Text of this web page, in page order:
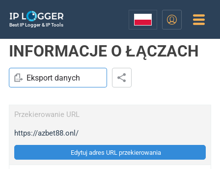
Best IP Logger & IP Tools
INFORMACJE O ŁĄCZACH
Eksport danych
Przekierowanie URL
https://azbet88.onl/
Edytuj adres URL przekierowania